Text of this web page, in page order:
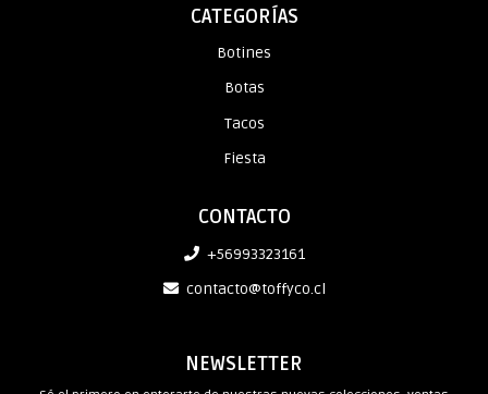
CATEGORÍAS
Botines
Botas
Tacos
Fiesta
CONTACTO
+56993323161
contacto@toffyco.cl
NEWSLETTER